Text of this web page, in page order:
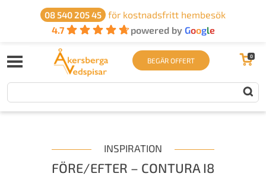
08 540 205 45
för kostnadsfritt hembesök
4.7
powered by Google
BEGÄR OFFERT 0
INSPIRATION
FÖRE/EFTER – CONTURA I8